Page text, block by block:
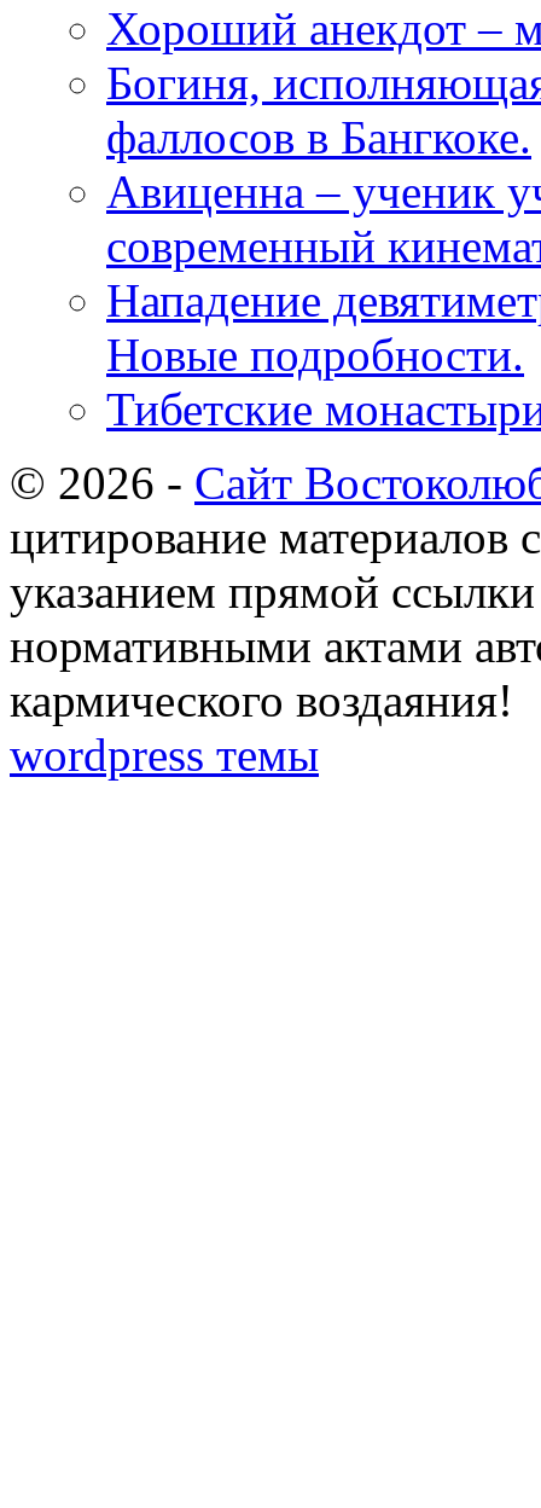
Хороший анекдот –
Богиня,
фаллосов в Бангкоке.
Авиценна – ученик
современный
Нападение
Новые подробности.
Тибетские
© 2026 - Сайт
цитирование материалов
указанием прямой
нормативными актами
кармического воздаяния!
wordpress темы